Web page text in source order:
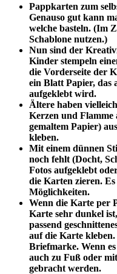
Pappkarten zum
Genauso gut kann
welche basteln. (Im
Schablone nutzen.)
Nun sind der
Kinder stempeln
die Vorderseite der
ein Blatt Papier, das
aufgeklebt wird.
Ältere haben
Kerzen und Flamme
gemaltem Papier)
kleben.
Mit einem dünnen
noch fehlt (Docht,
Fotos aufgeklebt
die Karten zieren.
Möglichkeiten.
Wenn die Karte per
Karte sehr dunkel
passend
auf die Karte
Briefmarke. Wenn
auch zu Fuß oder
gebracht werden.